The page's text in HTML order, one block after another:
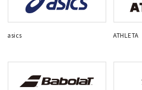
asics ATHLETA